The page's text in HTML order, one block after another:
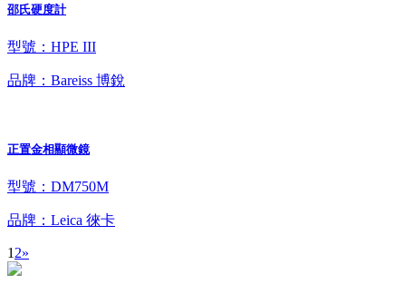
邵氏硬度計
型號：HPE III
品牌：Bareiss 博銳
正置金相顯微鏡
型號：DM750M
品牌：Leica 徠卡
1 2»